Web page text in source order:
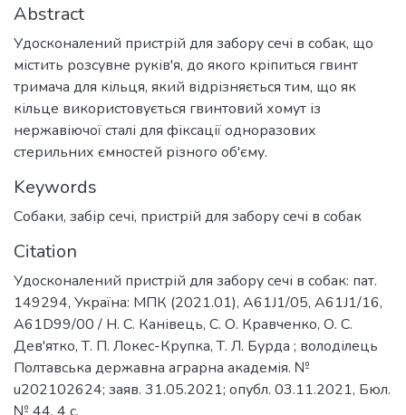
Abstract
Удосконалений пристрій для забору сечі в собак, що
містить розсувне руків'я, до якого кріпиться гвинт
тримача для кільця, який відрізняється тим, що як
кільце використовується гвинтовий хомут із
нержавіючої сталі для фіксації одноразових
стерильних ємностей різного об'єму.
Keywords
Cобаки, забір сечі, пристрій для забору сечі в собак
Citation
Удосконалений пристрій для забору сечі в собак: пат.
149294, Україна: МПК (2021.01), A61J1/05, A61J1/16,
A61D99/00 / Н. С. Канівець, С. О. Кравченко, О. С.
Дев'ятко, Т. П. Локес-Крупка, Т. Л. Бурда ; володілець
Полтавська державна аграрна академія. №
u202102624; заяв. 31.05.2021; опубл. 03.11.2021, Бюл.